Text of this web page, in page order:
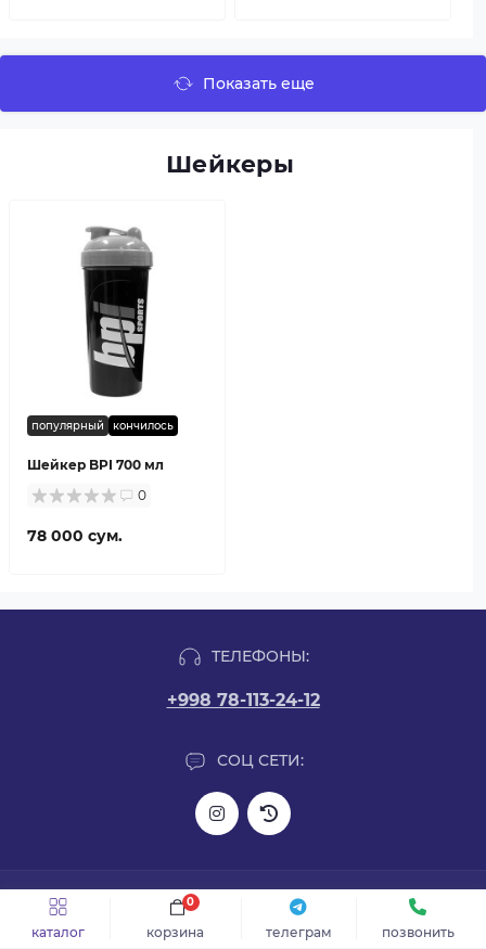
каталог телеграм позвонить
корзина
0
Показать еще
Шейкеры
популярный кончилось
Шейкер BPI 700 мл
0
78 000 сум.
ТЕЛЕФОНЫ:
+998 78-113-24-12
СОЦ СЕТИ:
ИНФОРМАЦИЯ
Информация о доставке